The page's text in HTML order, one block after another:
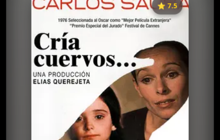
⭐️ 7.5
《饲养乌鸦》
⭐
收藏
⭐️ 评分：7.5 | 🎬 1976年
夸克网盘
百度网盘